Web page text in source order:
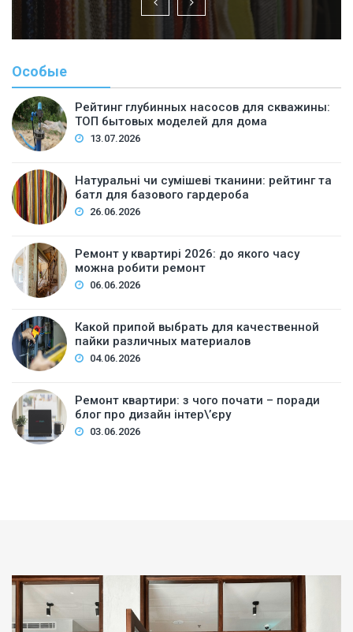
Особые
Рейтинг глубинных насосов для скважины:
ТОП бытовых моделей для дома
13.07.2026
Натуральні чи сумішеві тканини: рейтинг та
батл для базового гардероба
26.06.2026
Ремонт у квартирі 2026: до якого часу
можна робити ремонт
06.06.2026
Какой припой выбрать для качественной
пайки различных материалов
04.06.2026
Ремонт квартири: з чого почати – поради
блог про дизайн інтер\’єру
03.06.2026